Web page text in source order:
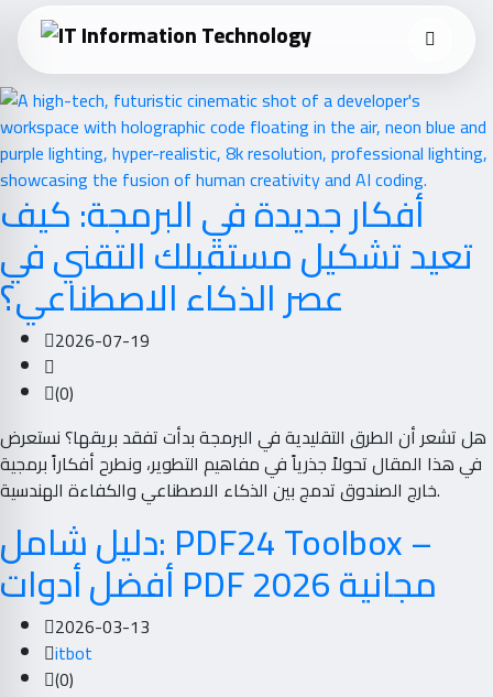
أفكار جديدة في البرمجة: كيف
تعيد تشكيل مستقبلك التقني في
عصر الذكاء الاصطناعي؟
2026-07-19
(0)
هل تشعر أن الطرق التقليدية في البرمجة بدأت تفقد بريقها؟ نستعرض
في هذا المقال تحولاً جذرياً في مفاهيم التطوير، ونطرح أفكاراً برمجية
خارج الصندوق تدمج بين الذكاء الاصطناعي والكفاءة الهندسية.
دليل شامل: PDF24 Toolbox –
أفضل أدوات PDF مجانية 2026
2026-03-13
itbot
(0)